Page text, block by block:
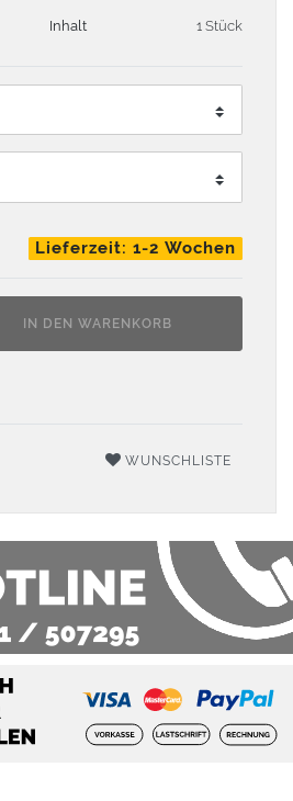
Inhalt 1 Stück
Lieferzeit: 1-2 Wochen
IN DEN WARENKORB
WUNSCHLISTE